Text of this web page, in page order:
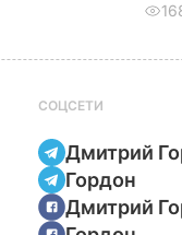
СОЦСЕТИ
Дмитрий
Гордон
Дмитрий